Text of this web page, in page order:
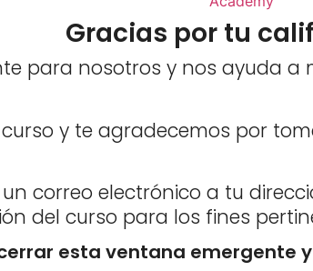
Gracias por tu
para nosotros y nos ayuda
y te agradecemos por
correo electrónico a tu
del curso para los fines
esta ventana emergente